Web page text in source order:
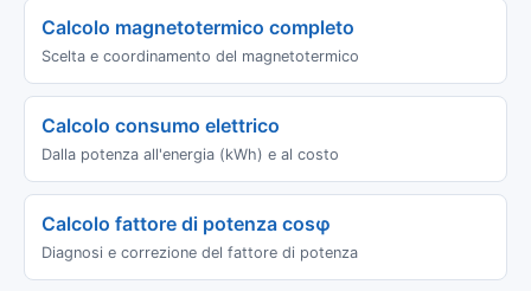
Calcolo magnetotermico completo
Scelta e coordinamento del magnetotermico
Calcolo consumo elettrico
Dalla potenza all'energia (kWh) e al costo
Calcolo fattore di potenza cosφ
Diagnosi e correzione del fattore di potenza